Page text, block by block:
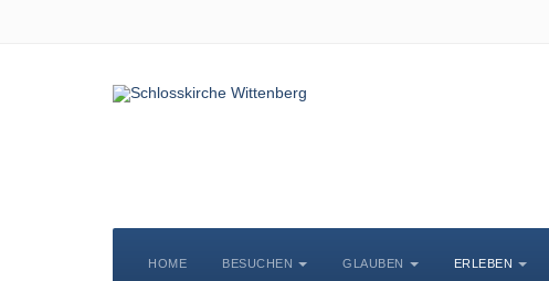
HOME BESUCHEN GLAUBEN ERLEBEN